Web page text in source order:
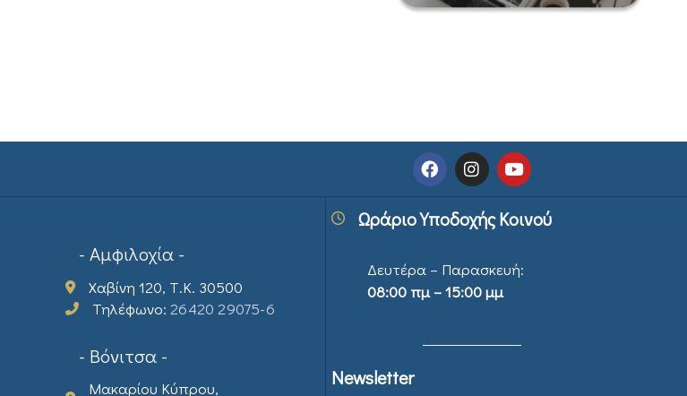
- Αμφιλοχία -
Χαβίνη 120, Τ.Κ. 30500
Τηλέφωνο:26420 29075-6
- Βόνιτσα -
Μακαρίου Κύπρου,
Ωράριο Υποδοχής Κοινού
Δευτέρα – Παρασκευή:
08:00 πμ – 15:00 μμ
Newsletter